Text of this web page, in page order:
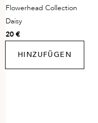
MwSt. - beachten
Für den Versand ins
Flowerhead Collection
Daisy
20 €
HINZUFÜGEN